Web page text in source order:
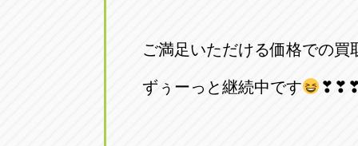
アップル
アップル尾張旭店
ご満足いただける価格での買
ずぅーっと継続中です